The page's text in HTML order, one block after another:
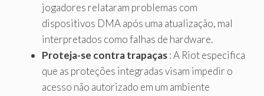
jogadores relataram problemas com
dispositivos DMA após uma atualização, mal
interpretados como falhas de hardware.
Proteja-se contra trapaças: A Riot especifica
que as proteções integradas visam impedir o
acesso não autorizado em um ambiente